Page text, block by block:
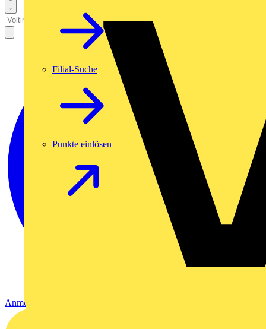
Filial-Suche
Punkte einlösen
Anmelden